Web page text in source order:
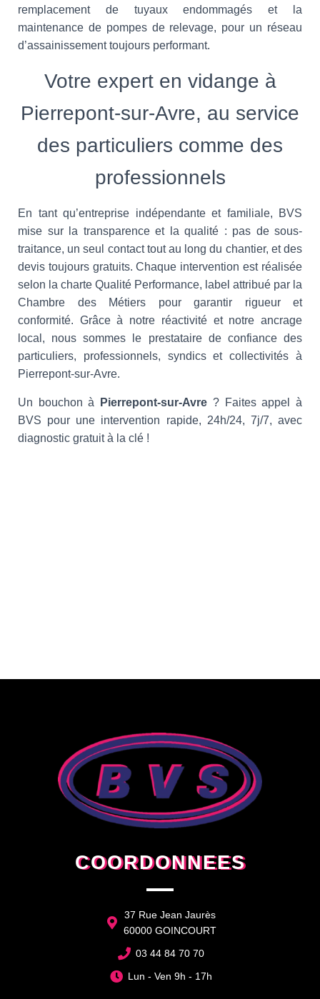
remplacement de tuyaux endommagés et la
maintenance de pompes de relevage, pour un réseau
d’assainissement toujours performant.
Votre expert en vidange à
Pierrepont-sur-Avre, au service
des particuliers comme des
professionnels
En tant qu’entreprise indépendante et familiale, BVS
mise sur la transparence et la qualité : pas de sous-
traitance, un seul contact tout au long du chantier, et des
devis toujours gratuits. Chaque intervention est réalisée
selon la charte Qualité Performance, label attribué par la
Chambre des Métiers pour garantir rigueur et
conformité. Grâce à notre réactivité et notre ancrage
local, nous sommes le prestataire de confiance des
particuliers, professionnels, syndics et collectivités à
Pierrepont-sur-Avre.
Un bouchon à Pierrepont-sur-Avre ? Faites appel à
BVS pour une intervention rapide, 24h/24, 7j/7, avec
diagnostic gratuit à la clé !
COORDONNEES
37 Rue Jean Jaurès
60000 GOINCOURT
03 44 84 70 70
Lun - Ven 9h - 17h